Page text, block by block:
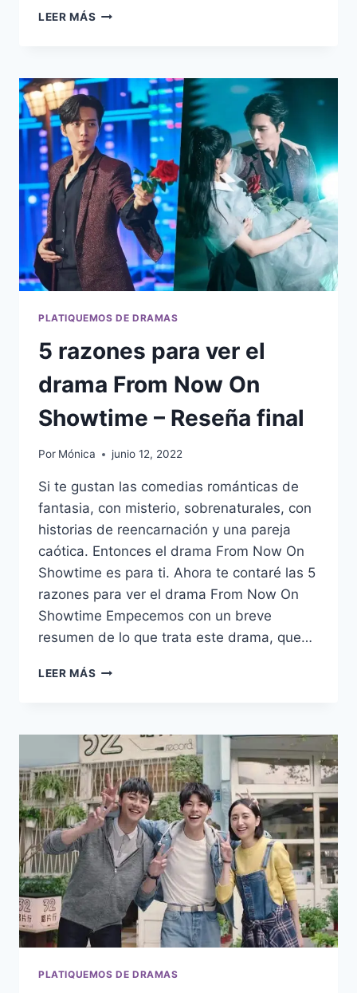
LEER MÁS
QUE
DEBES
DE
VER
LA
COMEDIA
ROMÁNTICA
SHOOTING
STARS
–
RESEÑA
FINAL
PLATIQUEMOS DE DRAMAS
5 razones para ver el
drama From Now On
Showtime – Reseña final
Por Mónica junio 12, 2022
Si te gustan las comedias románticas de
fantasia, con misterio, sobrenaturales, con
historias de reencarnación y una pareja
caótica. Entonces el drama From Now On
Showtime es para ti. Ahora te contaré las 5
razones para ver el drama From Now On
Showtime Empecemos con un breve
resumen de lo que trata este drama, que…
LEER MÁS
EL
DRAMA
FROM
NOW
ON
SHOWTIME
–
RESEÑA
FINAL
PLATIQUEMOS DE DRAMAS